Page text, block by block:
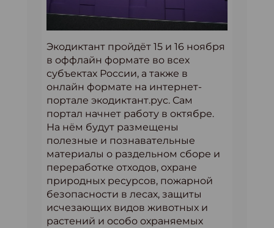
Экодиктант пройдёт 15 и 16 ноября
в оффлайн формате во всех
субъектах России, а также в
онлайн формате на интернет-
портале экодиктант.рус. Сам
портал начнет работу в октябре.
На нём будут размещены
полезные и познавательные
материалы о раздельном сборе и
переработке отходов, охране
природных ресурсов, пожарной
безопасности в лесах, защиты
исчезающих видов животных и
растений и особо охраняемых